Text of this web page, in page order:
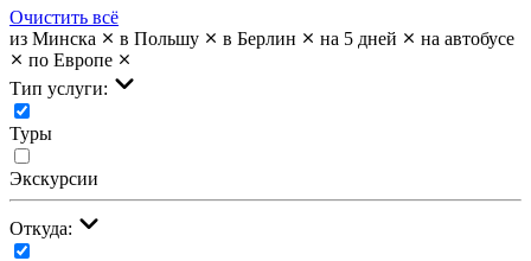
Очистить всё
из Минска
в Польшу в Берлин на 5 дней
на автобусе
по Европе
Тип услуги:
Туры
Экскурсии
Откуда: